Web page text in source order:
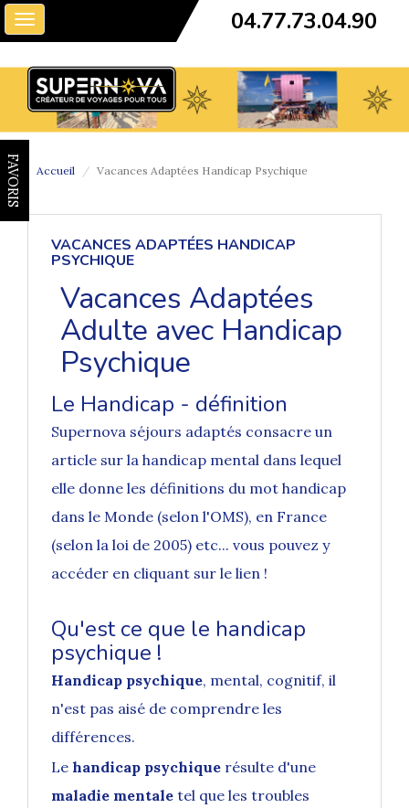
Toggle
navigation
04.77.73.04.90
FAVORIS Accueil Vacances Adaptées Handicap Psychique
VACANCES ADAPTÉES HANDICAP
PSYCHIQUE
Vacances Adaptées
Adulte avec Handicap
Psychique
Le Handicap - définition
Supernova séjours adaptés consacre un
article sur la handicap mental dans lequel
elle donne les définitions du mot handicap
dans le Monde (selon l'OMS), en France
(selon la loi de 2005) etc... vous pouvez y
accéder en cliquant sur le lien !
Qu'est ce que le handicap
psychique !
Handicap psychique, mental, cognitif, il
n'est pas aisé de comprendre les
différences.
Le handicap psychique résulte d'une
maladie mentale tel que les troubles